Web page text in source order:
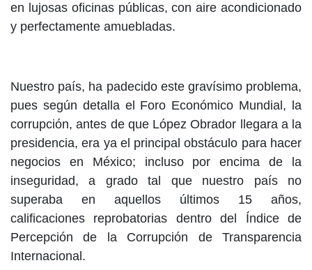
en lujosas oficinas públicas, con aire acondicionado
y perfectamente amuebladas.
Nuestro país, ha padecido este gravísimo problema,
pues según detalla el Foro Económico Mundial, la
corrupción, antes de que López Obrador llegara a la
presidencia, era ya el principal obstáculo para hacer
negocios en México; incluso por encima de la
inseguridad, a grado tal que nuestro país no
superaba en aquellos últimos 15 años,
calificaciones reprobatorias dentro del Índice de
Percepción de la Corrupción de Transparencia
Internacional.